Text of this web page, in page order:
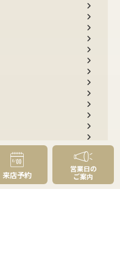
来店予約
営業日の
ご案内